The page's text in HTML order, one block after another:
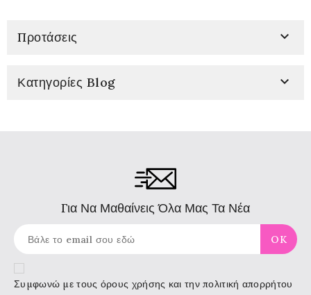
Προτάσεις 
Κατηγορίες Blog 
Για Να Μαθαίνεις Όλα Μας Τα Νέα
Συμφωνώ με τους όρους χρήσης και την πολιτική απορρήτου